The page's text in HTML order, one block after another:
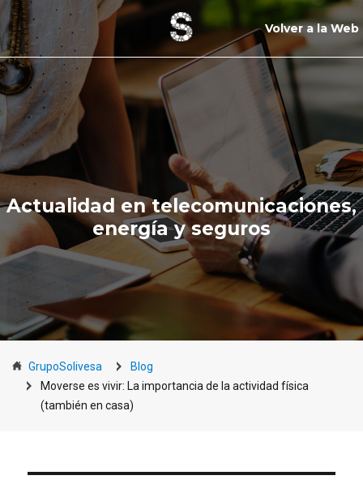
Volver a la Web
Actualidad en telecomunicaciones,
energía y seguros
GrupoSolivesa
Blog
Moverse es vivir: La importancia de la actividad física
(también en casa)